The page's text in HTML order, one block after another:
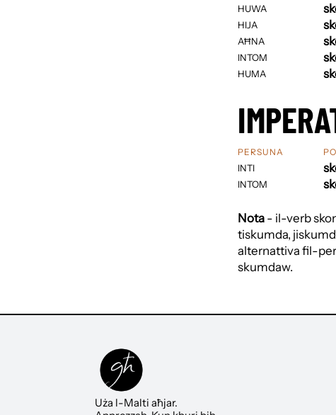
HUWA
HIJA
AĦNA
INTOM
HUMA
PERSUNA
INTI
INTOM
Nota - il-verb
tiskumda,
alternattiva fil-
skumdaw.
Uża l-Malti aħjar.